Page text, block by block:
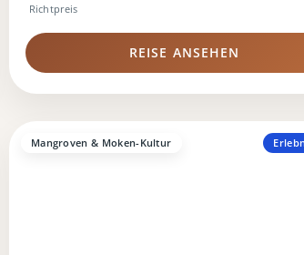
Richtpreis
REISE ANSEHEN
Mangroven & Moken-Kultur